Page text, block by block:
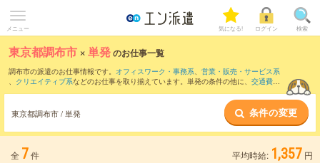
メニュー 気になる! ログイン 検索
東京都調布市 ×単発のお仕事一覧
調布市の派遣のお仕事情報です。 オフィスワーク・事務系、 営業・販売・サービス系
、 クリエイティブ系などのお仕事を取り揃えています。単発の条件の他に、 交通費別
東京都調布市 / 単発 条件の変更
全 7件 平均時給: 1,357 円